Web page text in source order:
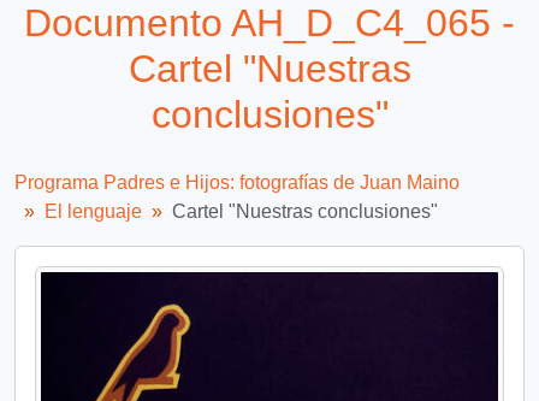
Documento AH_D_C4_065 -
Cartel "Nuestras
conclusiones"
Programa Padres e Hijos: fotografías de Juan Maino
El lenguaje
Cartel "Nuestras conclusiones"